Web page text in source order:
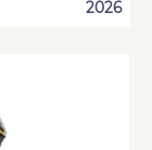
2026